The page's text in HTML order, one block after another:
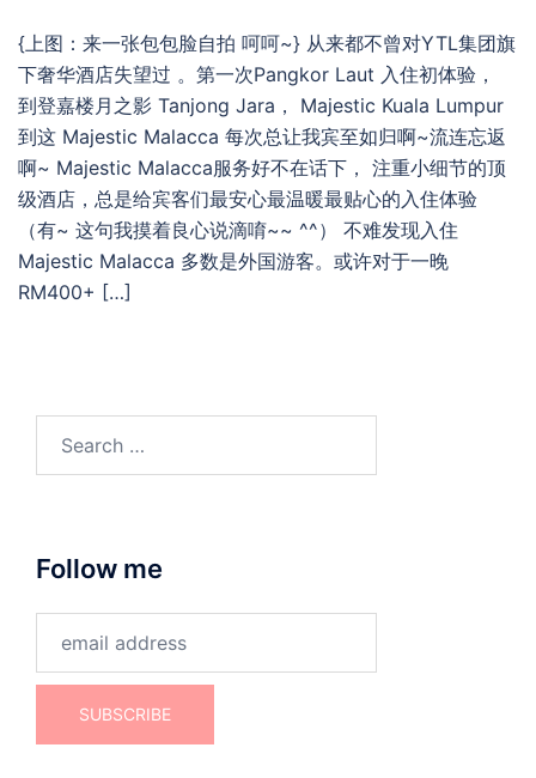
{上图：来一张包包脸自拍 呵呵~} 从来都不曾对YTL集团旗
下奢华酒店失望过 。第一次Pangkor Laut 入住初体验，
到登嘉楼月之影 Tanjong Jara， Majestic Kuala Lumpur
到这 Majestic Malacca 每次总让我宾至如归啊~流连忘返
啊~ Majestic Malacca服务好不在话下， 注重小细节的顶
级酒店，总是给宾客们最安心最温暖最贴心的入住体验
（有~ 这句我摸着良心说滴唷~~ ^^） 不难发现入住
Majestic Malacca 多数是外国游客。或许对于一晚
RM400+ […]
Follow me